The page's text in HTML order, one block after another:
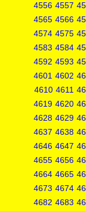
4556 4557
4565 4566
4574 4575
4583 4584
4592 4593
4601 4602
4610 4611
4619 4620
4628 4629
4637 4638
4646 4647
4655 4656
4664 4665
4673 4674
4682 4683